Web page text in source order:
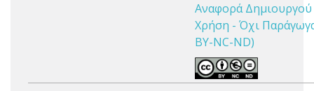
Αναφορά
Χρήση - Όχι
BY-NC-ND)